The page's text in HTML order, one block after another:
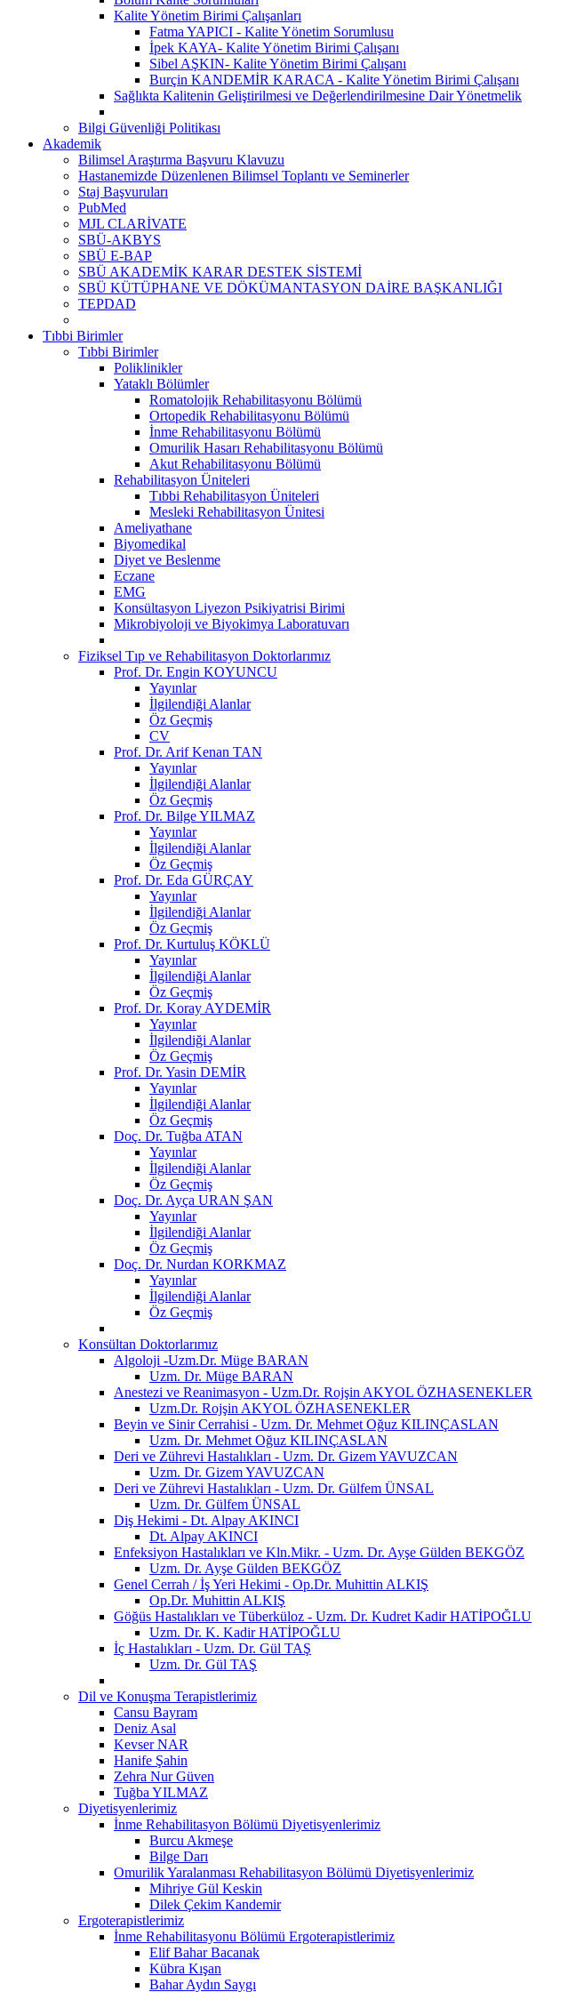
Kalite Yönetim Birimi Çalışanları
Fatma YAPICI - Kalite Yönetim Sorumlusu
İpek KAYA- Kalite Yönetim Birimi Çalışanı
Sibel AŞKIN- Kalite Yönetim Birimi Çalışanı
Burçin KANDEMİR KARACA - Kalite Yönetim Birimi Çalışanı
Sağlıkta Kalitenin Geliştirilmesi ve Değerlendirilmesine Dair Yönetmelik
Bilgi Güvenliği Politikası
Akademik
Bilimsel Araştırma Başvuru Klavuzu
Hastanemizde Düzenlenen Bilimsel Toplantı ve Seminerler
Staj Başvuruları
PubMed
MJL CLARİVATE
SBÜ-AKBYS
SBÜ E-BAP
SBÜ AKADEMİK KARAR DESTEK SİSTEMİ
SBÜ KÜTÜPHANE VE DÖKÜMANTASYON DAİRE BAŞKANLIĞI
TEPDAD
Tıbbi Birimler
Tıbbi Birimler
Poliklinikler
Yataklı Bölümler
Romatolojik Rehabilitasyonu Bölümü
Ortopedik Rehabilitasyonu Bölümü
İnme Rehabilitasyonu Bölümü
Omurilik Hasarı Rehabilitasyonu Bölümü
Akut Rehabilitasyonu Bölümü
Rehabilitasyon Üniteleri
Tıbbi Rehabilitasyon Üniteleri
Mesleki Rehabilitasyon Ünitesi
Ameliyathane
Biyomedikal
Diyet ve Beslenme
Eczane
EMG
Konsültasyon Liyezon Psikiyatrisi Birimi
Mikrobiyoloji ve Biyokimya Laboratuvarı
Fiziksel Tıp ve Rehabilitasyon Doktorlarımız
Prof. Dr. Engin KOYUNCU
Yayınlar
İlgilendiği Alanlar
Öz Geçmiş
CV
Prof. Dr. Arif Kenan TAN
Yayınlar
İlgilendiği Alanlar
Öz Geçmiş
Prof. Dr. Bilge YILMAZ
Yayınlar
İlgilendiği Alanlar
Öz Geçmiş
Prof. Dr. Eda GÜRÇAY
Yayınlar
İlgilendiği Alanlar
Öz Geçmiş
Prof. Dr. Kurtuluş KÖKLÜ
Yayınlar
İlgilendiği Alanlar
Öz Geçmiş
Prof. Dr. Koray AYDEMİR
Yayınlar
İlgilendiği Alanlar
Öz Geçmiş
Prof. Dr. Yasin DEMİR
Yayınlar
İlgilendiği Alanlar
Öz Geçmiş
Doç. Dr. Tuğba ATAN
Yayınlar
İlgilendiği Alanlar
Öz Geçmiş
Doç. Dr. Ayça URAN ŞAN
Yayınlar
İlgilendiği Alanlar
Öz Geçmiş
Doç. Dr. Nurdan KORKMAZ
Yayınlar
İlgilendiği Alanlar
Öz Geçmiş
Konsültan Doktorlarımız
Algoloji -Uzm.Dr. Müge BARAN
Uzm. Dr. Müge BARAN
Anestezi ve Reanimasyon - Uzm.Dr. Rojşin AKYOL ÖZHASENEKLER
Uzm.Dr. Rojşin AKYOL ÖZHASENEKLER
Beyin ve Sinir Cerrahisi - Uzm. Dr. Mehmet Oğuz KILINÇASLAN
Uzm. Dr. Mehmet Oğuz KILINÇASLAN
Deri ve Zührevi Hastalıkları - Uzm. Dr. Gizem YAVUZCAN
Uzm. Dr. Gizem YAVUZCAN
Deri ve Zührevi Hastalıkları - Uzm. Dr. Gülfem ÜNSAL
Uzm. Dr. Gülfem ÜNSAL
Diş Hekimi - Dt. Alpay AKINCI
Dt. Alpay AKINCI
Enfeksiyon Hastalıkları ve Kln.Mikr. - Uzm. Dr. Ayşe Gülden BEKGÖZ
Uzm. Dr. Ayşe Gülden BEKGÖZ
Genel Cerrah / İş Yeri Hekimi - Op.Dr. Muhittin ALKIŞ
Op.Dr. Muhittin ALKIŞ
Göğüs Hastalıkları ve Tüberküloz - Uzm. Dr. Kudret Kadir HATİPOĞLU
Uzm. Dr. K. Kadir HATİPOĞLU
İç Hastalıkları - Uzm. Dr. Gül TAŞ
Uzm. Dr. Gül TAŞ
Dil ve Konuşma Terapistlerimiz
Cansu Bayram
Deniz Asal
Kevser NAR
Hanife Şahin
Zehra Nur Güven
Tuğba YILMAZ
Diyetisyenlerimiz
İnme Rehabilitasyon Bölümü Diyetisyenlerimiz
Burcu Akmeşe
Bilge Darı
Omurilik Yaralanması Rehabilitasyon Bölümü Diyetisyenlerimiz
Mihriye Gül Keskin
Dilek Çekim Kandemir
Ergoterapistlerimiz
İnme Rehabilitasyonu Bölümü Ergoterapistlerimiz
Elif Bahar Bacanak
Kübra Kışan
Bahar Aydın Saygı